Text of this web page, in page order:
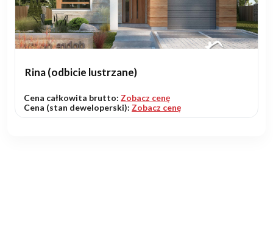
Rina (odbicie lustrzane)
Cena całkowita brutto: Zobacz cenę
Cena (stan deweloperski): Zobacz cenę